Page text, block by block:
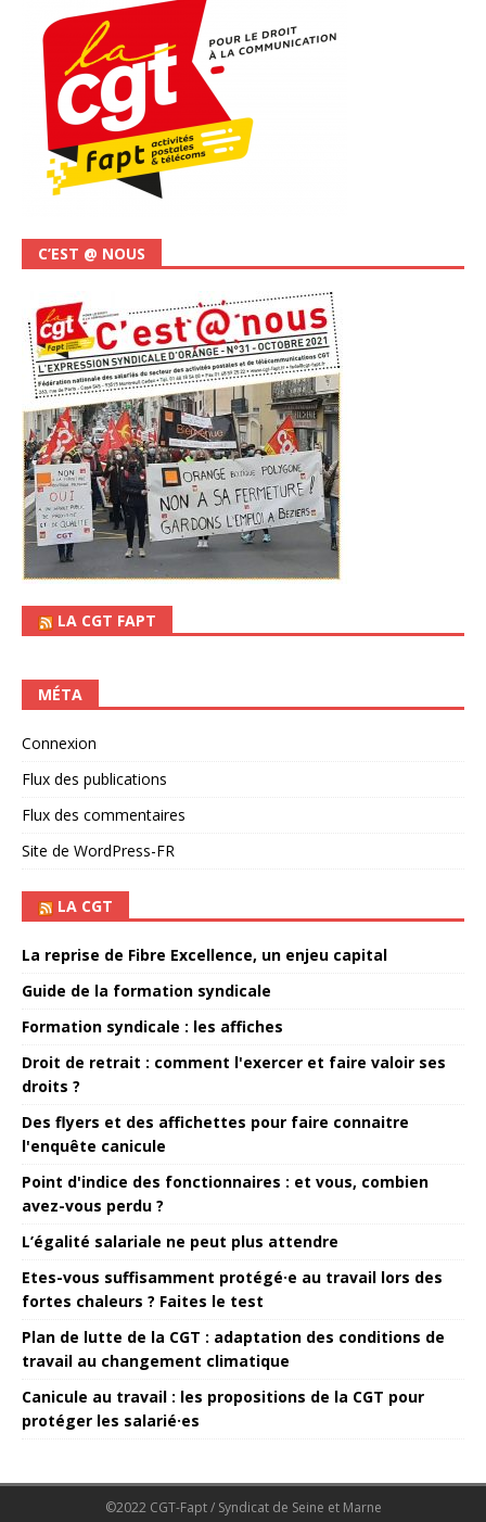
C’EST @ NOUS
LA CGT FAPT
MÉTA
Connexion
Flux des publications
Flux des commentaires
Site de WordPress-FR
LA CGT
La reprise de Fibre Excellence, un enjeu capital
Guide de la formation syndicale
Formation syndicale : les affiches
Droit de retrait : comment l'exercer et faire valoir ses
droits ?
Des flyers et des affichettes pour faire connaitre
l'enquête canicule
Point d'indice des fonctionnaires : et vous, combien
avez-vous perdu ?
L’égalité salariale ne peut plus attendre
Etes-vous suffisamment protégé·e au travail lors des
fortes chaleurs ? Faites le test
Plan de lutte de la CGT : adaptation des conditions de
travail au changement climatique
Canicule au travail : les propositions de la CGT pour
protéger les salarié·es
©2022 CGT-Fapt / Syndicat de Seine et Marne